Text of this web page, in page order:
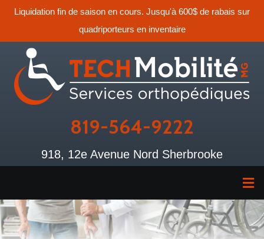
Liquidation fin de saison en cours. Jusqu'à 600$ de rabais sur
quadriporteurs en inventaire
819-564-9222
918, 12e Avenue Nord Sherbrooke